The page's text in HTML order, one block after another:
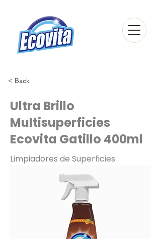
< Back
Ultra Brillo
Multisuperficies
Ecovita Gatillo 400ml
Limpiadores de Superficies